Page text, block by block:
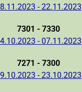
- 22.11.2023
7301 - 7330
- 07.11.2023
7271 - 7300
- 23.10.2023